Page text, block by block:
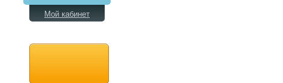
Мой кабинет